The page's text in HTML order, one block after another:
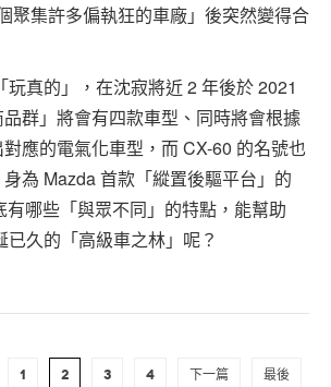
聚集許多偏執狂的車廠」後突然變得合
玩真的」，在沈寂將近 2 年後於 2021
群」將會有四款車型、同時將會根據
應的電氣化車型，而 CX-60 的名號也
為 Mazda 首款「縱置後驅平台」的
哪些「與眾不同」的特點，能幫助
已久的「高級車之林」呢？
1 2 3 4 下一篇 最後